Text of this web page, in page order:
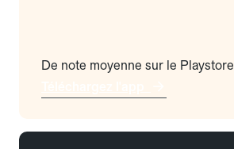
De note moyenne sur le Playstore